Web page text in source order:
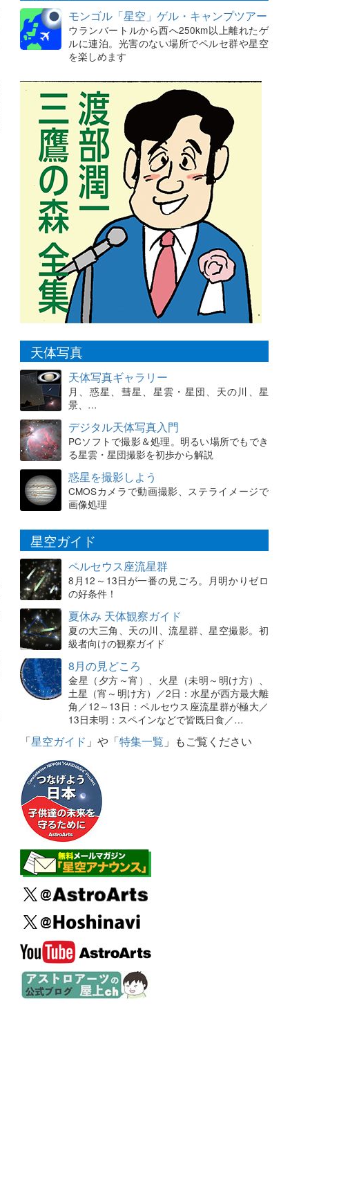
モンゴル「星空」ゲル・キャンプツアー
ウランバートルから西へ250km以上離れたゲ
ルに連泊。光害のない場所でペルセ群や星空
を楽しめます
天体写真
天体写真ギャラリー
月、惑星、彗星、星雲・星団、天の川、星
景、…
デジタル天体写真入門
PCソフトで撮影＆処理。明るい場所でもでき
る星雲・星団撮影を初歩から解説
惑星を撮影しよう
CMOSカメラで動画撮影、ステライメージで
画像処理
星空ガイド
ペルセウス座流星群
8月12～13日が一番の見ごろ。月明かりゼロ
の好条件！
夏休み 天体観察ガイド
夏の大三角、天の川、流星群、星空撮影。初
級者向けの観察ガイド
8月の見どころ
金星（夕方～宵）、火星（未明～明け方）、
土星（宵～明け方）／2日：水星が西方最大離
角／12～13日：ペルセウス座流星群が極大／
13日未明：スペインなどで皆既日食／…
「星空ガイド 」や「特集一覧 」もご覧ください